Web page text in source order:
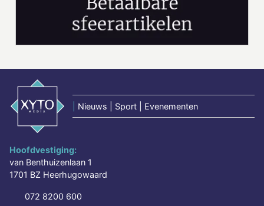
Nieuws | Sport | Evenementen
Hoofdvestiging:
van Benthuizenlaan 1
1701 BZ Heerhugowaard
072 8200 600